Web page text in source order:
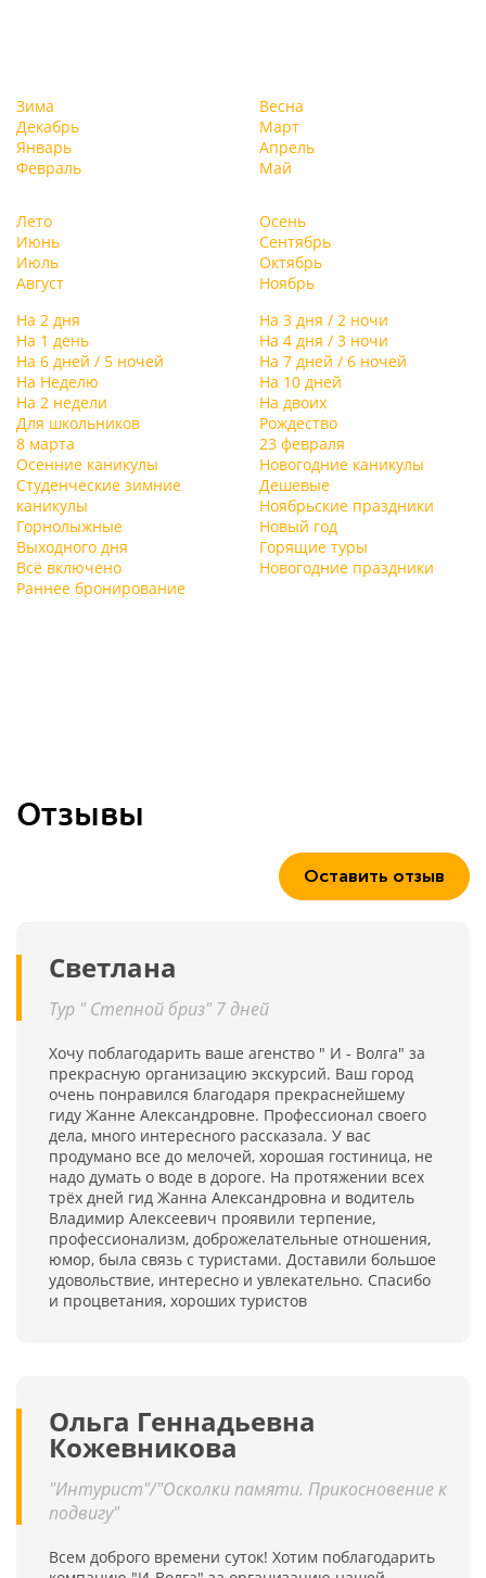
Зима
Декабрь
Январь
Февраль
Весна
Март
Апрель
Май
Лето
Июнь
Июль
Август
Осень
Сентябрь
Октябрь
Ноябрь
На 2 дня
На 3 дня / 2 ночи
На 1 день
На 4 дня / 3 ночи
На 6 дней / 5 ночей
На 7 дней / 6 ночей
На Неделю
На 10 дней
На 2 недели
На двоих
Для школьников
Рождество
8 марта
23 февраля
Осенние каникулы
Новогодние каникулы
Студенческие зимние
каникулы
Дешевые
Ноябрьские праздники
Горнолыжные
Новый год
Выходного дня
Горящие туры
Всё включено
Новогодние праздники
Раннее бронирование
Отзывы
Оставить отзыв
Светлана
Тур " Степной бриз" 7 дней
Хочу поблагодарить ваше агенство " И - Волга" за
прекрасную организацию экскурсий. Ваш город
очень понравился благодаря прекраснейшему
гиду Жанне Александровне. Профессионал своего
дела, много интересного рассказала. У вас
продумано все до мелочей, хорошая гостиница, не
надо думать о воде в дороге. На протяжении всех
трёх дней гид Жанна Александровна и водитель
Владимир Алексеевич проявили терпение,
профессионализм, доброжелательные отношения,
юмор, была связь с туристами. Доставили большое
удовольствие, интересно и увлекательно. Спасибо
и процветания, хороших туристов
Ольга Геннадьевна
Кожевникова
"Интурист"/"Осколки памяти. Прикосновение к
подвигу"
Всем доброго времени суток! Хотим поблагодарить